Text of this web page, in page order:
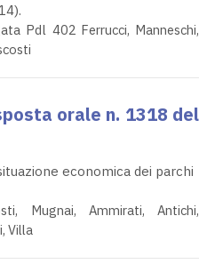
Pdl 402 Ferrucci, Manneschi,
orale n. 1318 del
economica dei parchi
Mugnai, Ammirati, Antichi,
Villa